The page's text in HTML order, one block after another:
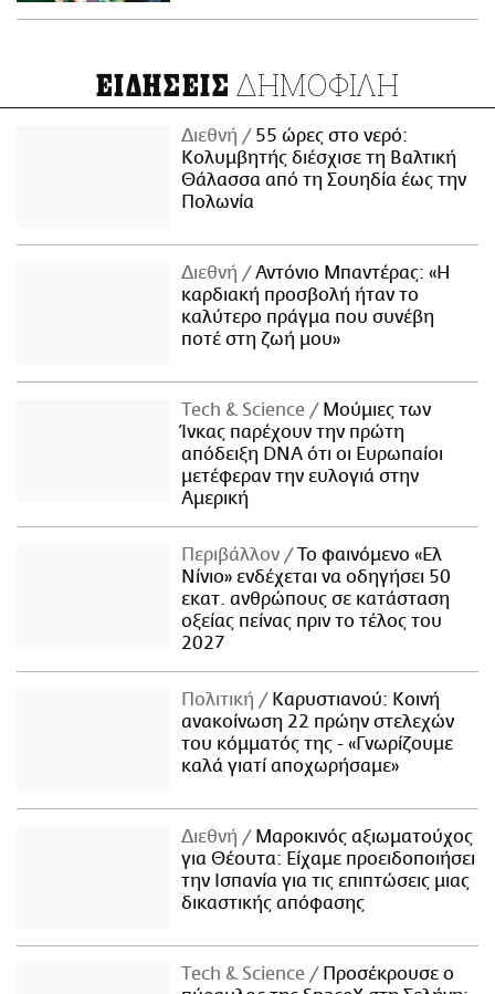
ΕΙΔΗΣΕΙΣ ΔΗΜΟΦΙΛΗ
Διεθνή
55 ώρες στο νερό:
Κολυμβητής διέσχισε τη Βαλτική
Θάλασσα από τη Σουηδία έως την
Πολωνία
Διεθνή
Αντόνιο Μπαντέρας: «Η
καρδιακή προσβολή ήταν το
καλύτερο πράγμα που συνέβη
ποτέ στη ζωή μου»
Τech & Science
Μούμιες των
Ίνκας παρέχουν την πρώτη
απόδειξη DNA ότι οι Ευρωπαίοι
μετέφεραν την ευλογιά στην
Αμερική
Περιβάλλον
Το φαινόμενο «Ελ
Νίνιο» ενδέχεται να οδηγήσει 50
εκατ. ανθρώπους σε κατάσταση
οξείας πείνας πριν το τέλος του
2027
Πολιτική
Καρυστιανού: Κοινή
ανακοίνωση 22 πρώην στελεχών
του κόμματός της - «Γνωρίζουμε
καλά γιατί αποχωρήσαμε»
Διεθνή
Μαροκινός αξιωματούχος
για Θέουτα: Είχαμε προειδοποιήσει
την Ισπανία για τις επιπτώσεις μιας
δικαστικής απόφασης
Τech & Science
Προσέκρουσε ο